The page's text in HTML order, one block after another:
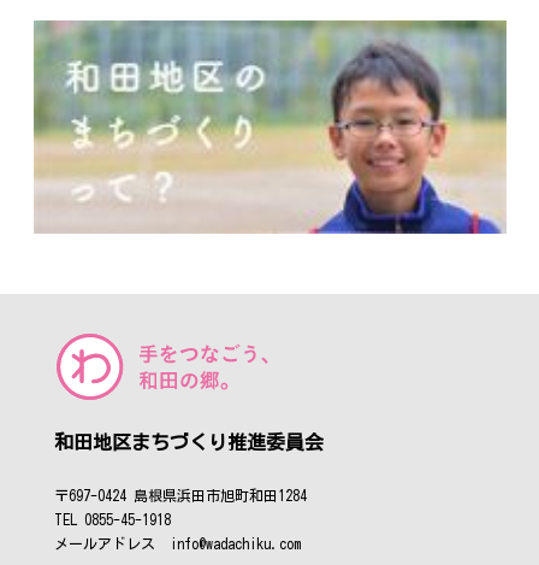
和田地区まちづくり推進委員会
〒697-0424 島根県浜田市旭町和田1284
TEL 0855-45-1918
メールアドレス info@wadachiku.com